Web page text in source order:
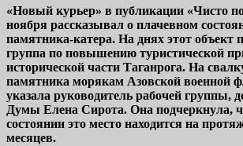
«Новый курьер» в публикации «Чисто
ноября рассказывал о плачевном
памятника-катера. На днях этот объект
группа по повышению туристической
исторической части Таганрога. На
памятника морякам Азовской военной
указала руководитель рабочей группы,
Думы Елена Сирота. Она подчеркнула,
состоянии это место находится на
месяцев.